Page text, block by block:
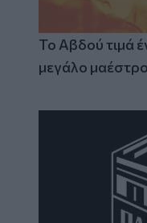
Το Αβδού τιμά
μεγάλο